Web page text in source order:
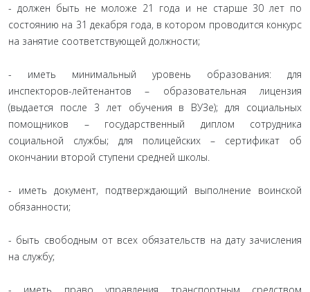
- должен быть не моложе 21 года и не старше 30 лет по
состоянию на 31 декабря года, в котором проводится конкурс
на занятие соответствующей должности;
- иметь минимальный уровень образования: для
инспекторов-лейтенантов – образовательная лицензия
(выдается после 3 лет обучения в ВУЗе); для социальных
помощников – государственный диплом сотрудника
социальной службы; для полицейских – сертификат об
окончании второй ступени средней школы.
- иметь документ, подтверждающий выполнение воинской
обязанности;
- быть свободным от всех обязательств на дату зачисления
на службу;
- иметь право управления транспортным средством